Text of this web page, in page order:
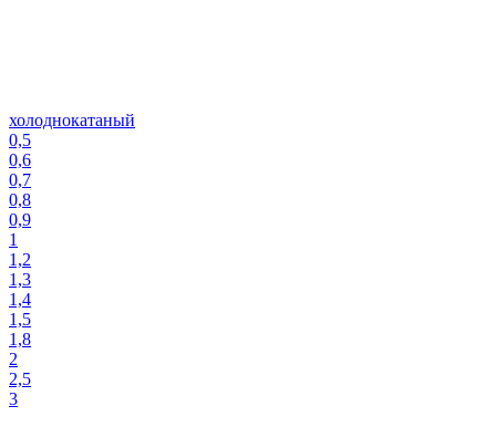
холоднокатаный
0,5
0,6
0,7
0,8
0,9
1
1,2
1,3
1,4
1,5
1,8
2
2,5
3